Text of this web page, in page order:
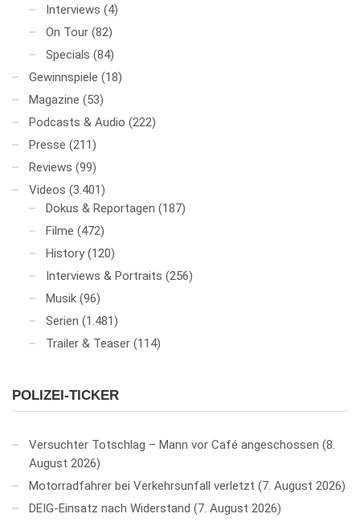
Interviews (4)
On Tour (82)
Specials (84)
Gewinnspiele (18)
Magazine (53)
Podcasts & Audio (222)
Presse (211)
Reviews (99)
Videos (3.401)
Dokus & Reportagen (187)
Filme (472)
History (120)
Interviews & Portraits (256)
Musik (96)
Serien (1.481)
Trailer & Teaser (114)
POLIZEI-TICKER
Versuchter Totschlag – Mann vor Café angeschossen 8.
August 2026
Motorradfahrer bei Verkehrsunfall verletzt
7. August 2026
DEIG-Einsatz nach Widerstand
7. August 2026